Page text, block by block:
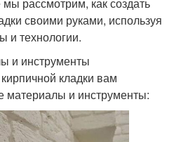
рассмотрим, как создать
своими руками, используя
и технологии.
и инструменты
кладки вам
материалы и инструменты: